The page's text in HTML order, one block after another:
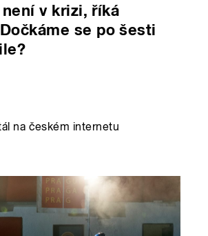
v krizi, říká
se po šesti
na českém internetu